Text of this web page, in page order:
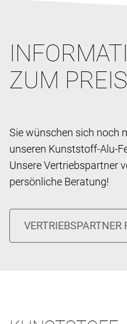
ZUM PREIS
Sie wünschen sich noch
unseren Kunststoff-Alu-
Unsere Vertriebspartner
persönliche Beratung!